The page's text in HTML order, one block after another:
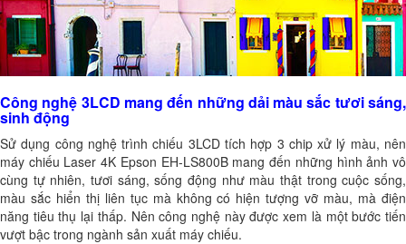
Công nghệ 3LCD mang đến những dải màu sắc tươi sáng,
sinh động
Sử dụng công nghệ trình chiếu 3LCD tích hợp 3 chip xử lý màu, nên
máy chiếu Laser 4K Epson EH-LS800B mang đến những hình ảnh vô
cùng tự nhiên, tươi sáng, sống động như màu thật trong cuộc sống,
màu sắc hiển thị liên tục mà không có hiện tượng vỡ màu, mà điện
năng tiêu thụ lại thấp. Nên công nghệ này được xem là một bước tiến
vượt bậc trong ngành sản xuất máy chiếu.